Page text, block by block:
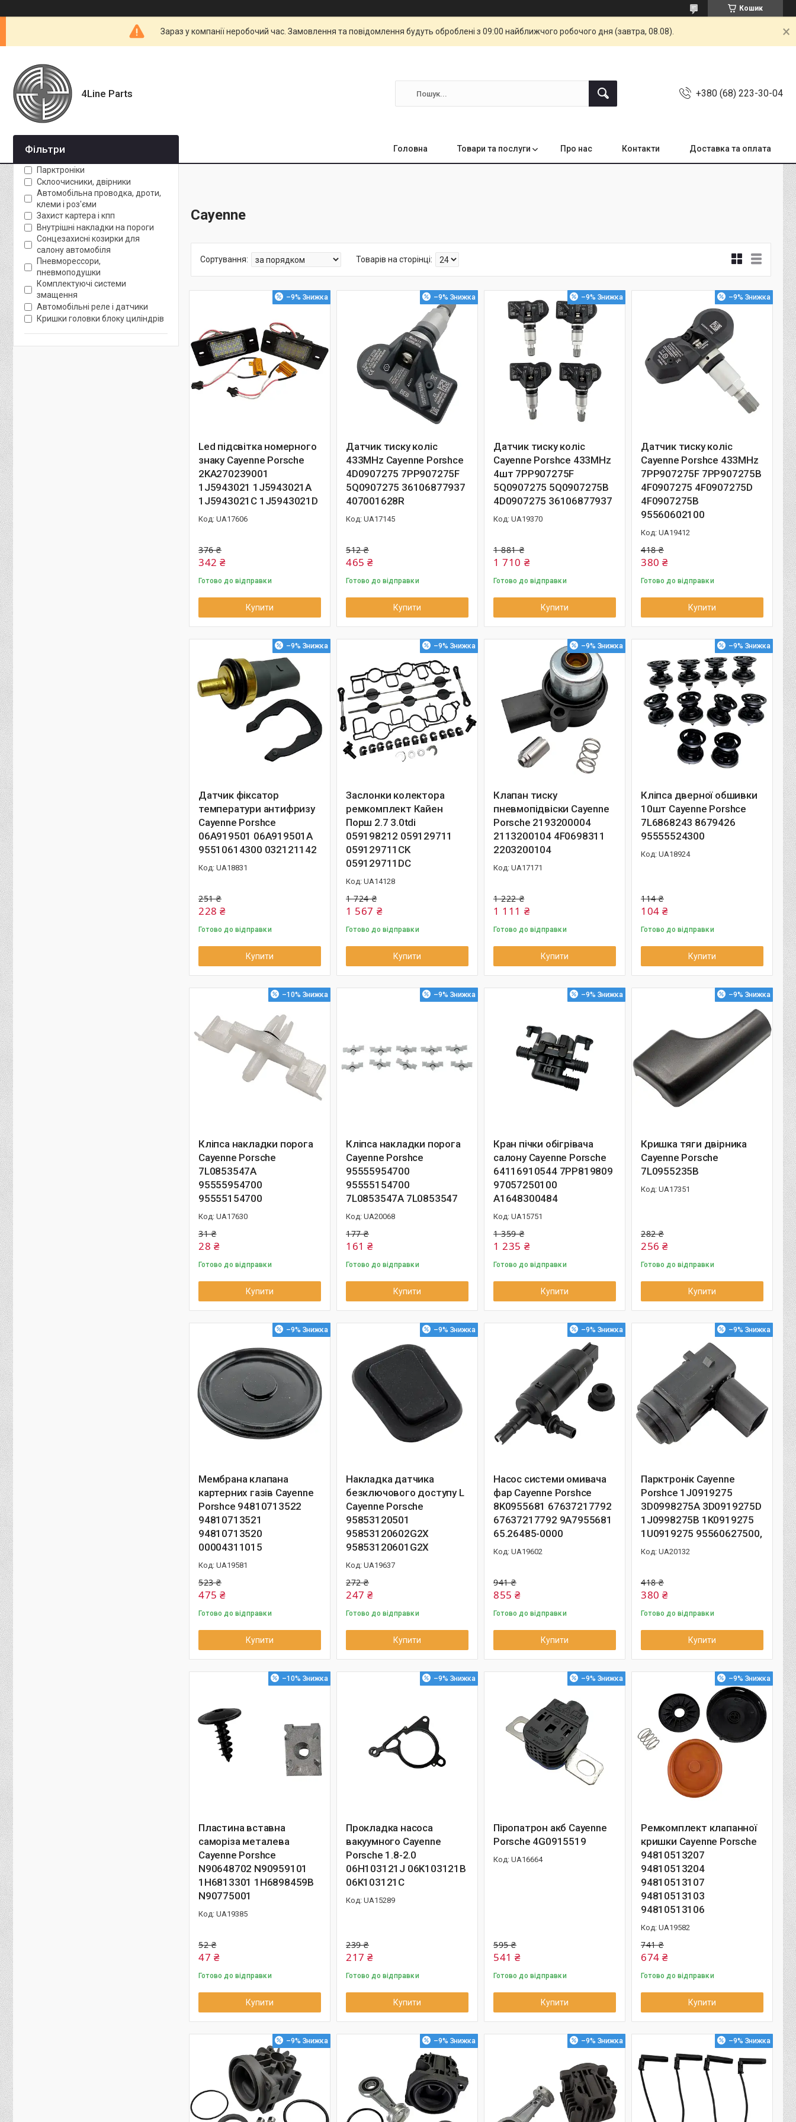
Кошик
Зараз у компанії неробочий час. Замовлення та повідомлення будуть оброблені з 09:00 найближчого робочого дня (завтра, 08.08).
4Line Parts +380 (68) 223-30-04
Головна Товари та послуги Про нас Контакти Доставка та оплата
Cayenne
–9%
Led підсвітка номерного
знаку Cayenne Porsche
2KA270239001
1J5943021 1J5943021A
1J5943021C 1J5943021D
UA17606
376 ₴
342 ₴
Готово до відправки
Купити
–9%
Датчик тиску коліс
433MHz Cayenne Porshce
4D0907275 7PP907275F
5Q0907275 36106877937
407001628R
UA17145
512 ₴
465 ₴
Готово до відправки
Купити
–9%
Датчик тиску коліс
Cayenne Porshce 433MHz
4шт 7PP907275F
5Q0907275 5Q0907275B
4D0907275 36106877937
UA19370
1 881 ₴
1 710 ₴
Готово до відправки
Купити
–9%
Датчик тиску коліс
Cayenne Porshce 433MHz
7PP907275F 7PP907275B
4F0907275 4F0907275D
4F0907275B
95560602100
UA19412
418 ₴
380 ₴
Готово до відправки
Купити
–9%
Датчик фіксатор
температури антифризу
Cayenne Porshce
06A919501 06A919501A
95510614300 032121142
UA18831
251 ₴
228 ₴
Готово до відправки
Купити
–9%
Заслонки колектора
ремкомплект Кайен
Порш 2.7 3.0tdi
059198212 059129711
059129711CK
059129711DC
UA14128
1 724 ₴
1 567 ₴
Готово до відправки
Купити
–9%
Клапан тиску
пневмопідвіски Cayenne
Porsche 2193200004
2113200104 4F0698311
2203200104
UA17171
1 222 ₴
1 111 ₴
Готово до відправки
Купити
–9%
Кліпса дверної обшивки
10шт Cayenne Porshce
7L6868243 8679426
95555524300
UA18924
114 ₴
104 ₴
Готово до відправки
Купити
–10%
Кліпса накладки порога
Cayenne Porsche
7L0853547A
95555954700
95555154700
UA17630
31 ₴
28 ₴
Готово до відправки
Купити
–9%
Кліпса накладки порога
Cayenne Porshce
95555954700
95555154700
7L0853547A 7L0853547
UA20068
177 ₴
161 ₴
Готово до відправки
Купити
–9%
Кран пічки обігрівача
салону Cayenne Porsche
64116910544 7PP819809
97057250100
A1648300484
UA15751
1 359 ₴
1 235 ₴
Готово до відправки
Купити
–9%
Кришка тяги двірника
Cayenne Porsche
7L0955235B
UA17351
282 ₴
256 ₴
Готово до відправки
Купити
–9%
Мембрана клапана
картерних газів Cayenne
Porshce 94810713522
94810713521
94810713520
00004311015
UA19581
523 ₴
475 ₴
Готово до відправки
Купити
–9%
Накладка датчика
безключового доступу L
Cayenne Porsche
95853120501
95853120602G2X
95853120601G2X
UA19637
272 ₴
247 ₴
Готово до відправки
Купити
–9%
Насос системи омивача
фар Cayenne Porshce
8K0955681 67637217792
67637217792 9A7955681
65.26485-0000
UA19602
941 ₴
855 ₴
Готово до відправки
Купити
–9%
Парктронік Cayenne
Porshce 1J0919275
3D0998275A 3D0919275D
1J0998275B 1K0919275
1U0919275 95560627500,
UA20132
418 ₴
380 ₴
Готово до відправки
Купити
–10%
Пластина вставна
саморіза металева
Cayenne Porshce
N90648702 N90959101
1H6813301 1H6898459B
N90775001
UA19385
52 ₴
47 ₴
Готово до відправки
Купити
–9%
Прокладка насоса
вакуумного Cayenne
Porsche 1.8-2.0
06H103121J 06K103121B
06K103121C
UA15289
239 ₴
217 ₴
Готово до відправки
Купити
–9%
Піропатрон акб Cayenne
Porsche 4G0915519
UA16664
595 ₴
541 ₴
Готово до відправки
Купити
–9%
Ремкомплект клапанної
кришки Cayenne Porsche
94810513207
94810513204
94810513107
94810513103
94810513106
UA19582
741 ₴
674 ₴
Готово до відправки
Купити
–9% –9% –9% –9%
Фільтри
Парктроніки
Склоочисники, двірники
Автомобільна проводка, дроти,
клеми і роз'єми
Захист картера і кпп
Внутрішні накладки на пороги
Сонцезахисні козирки для
салону автомобіля
Пневморессори,
пневмоподушки
Комплектуючі системи
змащення
Автомобільні реле і датчики
Кришки головки блоку циліндрів